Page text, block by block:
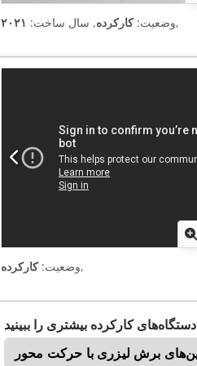
وضعیت:کارکرده, سال ساخت: ۲۰۲۱ ,
وضعیت:کارکرده ,
دستگاه‌های کارکرده بیشتری را ببینید